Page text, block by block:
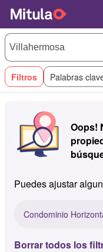
Filtros Palabras
Oops!
Puedes ajustar
Condominio
Borrar todos los